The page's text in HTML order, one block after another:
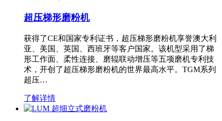
超压梯形磨粉机
获得了CE和国家专利证书，超压梯形磨粉机享誉澳大利
亚、美国、英国、西班牙等客户国家。该机型采用了梯
形工作面、柔性连接、磨辊联动增压等五项磨机专利技
术，开创了超压梯形磨粉机的世界最高水平。TGM系列
超压…
了解详情